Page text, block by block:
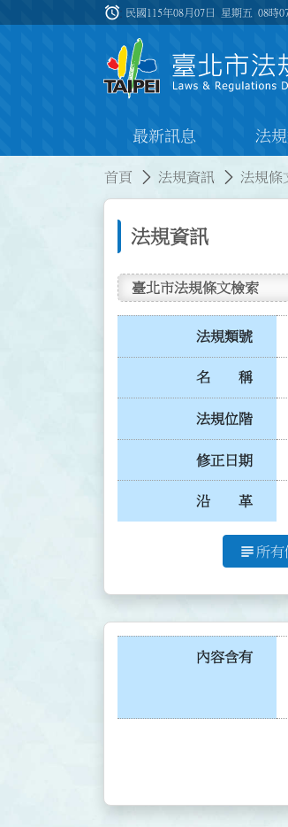
:::
alarm 民國115年08月07日 星期五08時
最新訊息 法
首頁 法規資訊 法規條
法規資訊
臺北市法規條文檢索
法規類號
名 稱
法規位階
修正日期
沿 革
subject 所有
內容含有